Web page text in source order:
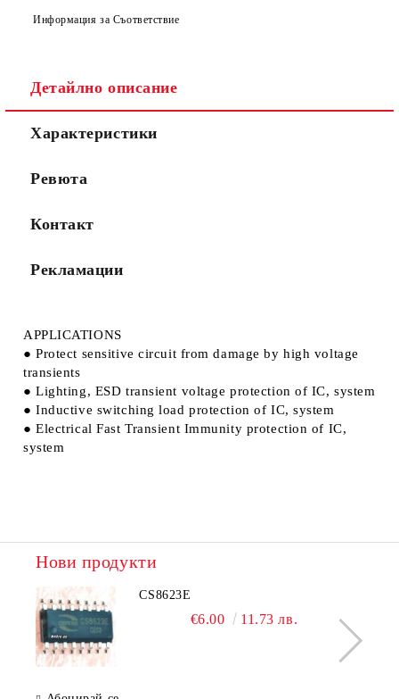
Съгласен съм с
Ние ще се свържем с вас в рамките на работния ден.
Информация за Съответствие
Детайлно описание
Характеристики
Ревюта
Контакт
Рекламации
APPLICATIONS
● Protect sensitive circuit from damage by high voltage
transients
● Lighting, ESD transient voltage protection of IC, system
● Inductive switching load protection of IC, system
● Electrical Fast Transient Immunity protection of IC,
system
Нови продукти
CS8623E
€6.00 11.73 лв.